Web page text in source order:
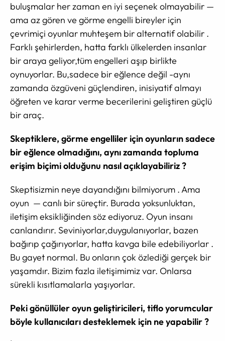
buluşmalar her zaman en iyi seçenek olmayabilir —
ama az gören ve görme engelli bireyler için
çevrimiçi oyunlar muhteşem bir alternatif olabilir .
Farklı şehirlerden, hatta farklı ülkelerden insanlar
bir araya geliyor,tüm engelleri aşıp birlikte
oynuyorlar. Bu,sadece bir eğlence değil -aynı
zamanda özgüveni güçlendiren, inisiyatif almayı
öğreten ve karar verme becerilerini geliştiren güçlü
bir araç.
Skeptiklere, görme engelliler için oyunların sadece
bir eğlence olmadığını, aynı zamanda topluma
erişim biçimi olduğunu nasıl açıklayabiliriz ?
Skeptisizmin neye dayandığını bilmiyorum . Ama
oyun — canlı bir süreçtir. Burada yoksunluktan,
iletişim eksikliğinden söz ediyoruz. Oyun insanı
canlandırır. Seviniyorlar,duygulanıyorlar, bazen
bağırıp çağırıyorlar, hatta kavga bile edebiliyorlar .
Bu gayet normal. Bu onların çok özlediği gerçek bir
yaşamdır. Bizim fazla iletişimimiz var. Onlarsa
sürekli kısıtlamalarla yaşıyorlar.
Peki gönüllüler oyun geliştiricileri, tiflo yorumcular
böyle kullanıcıları desteklemek için ne yapabilir ?